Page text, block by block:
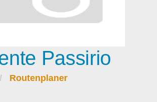
Passirio
Routenplaner